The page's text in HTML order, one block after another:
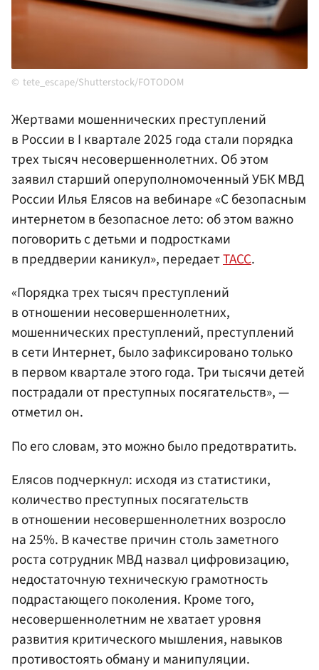
tete_escape/Shutterstock/FOTODOM
Жертвами мошеннических преступлений
в России в I квартале 2025 года стали порядка
трех тысяч несовершеннолетних. Об этом
заявил старший оперуполномоченный УБК МВД
России Илья Елясов на вебинаре «С безопасным
интернетом в безопасное лето: об этом важно
поговорить с детьми и подростками
в преддверии каникул», передаетТАСС.
«Порядка трех тысяч преступлений
в отношении несовершеннолетних,
мошеннических преступлений, преступлений
в сети Интернет, было зафиксировано только
в первом квартале этого года. Три тысячи детей
пострадали от преступных посягательств», —
отметил он.
По его словам, это можно было предотвратить.
Елясов подчеркнул: исходя из статистики,
количество преступных посягательств
в отношении несовершеннолетних возросло
на 25%. В качестве причин столь заметного
роста сотрудник МВД назвал цифровизацию,
недостаточную техническую грамотность
подрастающего поколения. Кроме того,
несовершеннолетним не хватает уровня
развития критического мышления, навыков
противостоять обману и манипуляции.